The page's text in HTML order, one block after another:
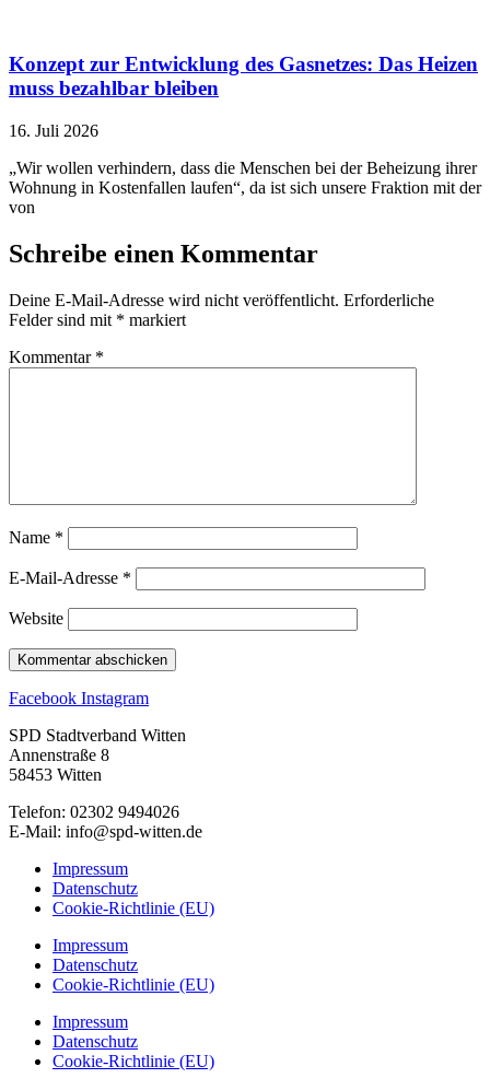
Konzept zur Entwicklung des Gasnetzes: Das Heizen
muss bezahlbar bleiben
16. Juli 2026
„Wir wollen verhindern, dass die Menschen bei der Beheizung ihrer
Wohnung in Kostenfallen laufen“, da ist sich unsere Fraktion mit der
von
Schreibe einen Kommentar
Deine E-Mail-Adresse wird nicht veröffentlicht. Erforderliche
Felder sind mit * markiert
Kommentar *
Name *
E-Mail-Adresse *
Website
Facebook Instagram
SPD Stadtverband Witten
Annenstraße 8
58453 Witten
Telefon: 02302 9494026
E-Mail: info@spd-witten.de
Impressum
Datenschutz
Cookie-Richtlinie (EU)
Impressum
Datenschutz
Cookie-Richtlinie (EU)
Impressum
Datenschutz
Cookie-Richtlinie (EU)